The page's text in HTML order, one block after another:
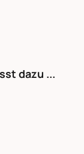
dazu ...